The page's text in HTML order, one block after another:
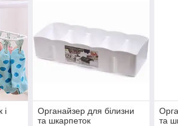
і
Органайзер для білизни
та шкарпеток
та